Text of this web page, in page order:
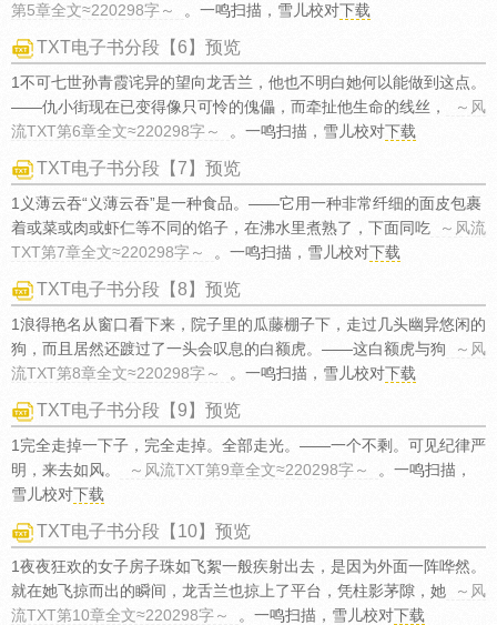
第5章全文≈220298字～
。一鸣扫描，雪儿校对下载
TXT电子书分段【6】预览
1不可七世孙青霞诧异的望向龙舌兰，他也不明白她何以能做到这点。
——仇小街现在已变得像只可怜的傀儡，而牵扯他生命的线丝，
～风
流TXT第6章全文≈220298字～
。一鸣扫描，雪儿校对下载
TXT电子书分段【7】预览
1义薄云吞“义薄云吞”是一种食品。——它用一种非常纤细的面皮包裹
着或菜或肉或虾仁等不同的馅子，在沸水里煮熟了，下面同吃
～风流
TXT第7章全文≈220298字～
。一鸣扫描，雪儿校对下载
TXT电子书分段【8】预览
1浪得艳名从窗口看下来，院子里的瓜藤棚子下，走过几头幽异悠闲的
狗，而且居然还踱过了一头会叹息的白额虎。——这白额虎与狗
～风
流TXT第8章全文≈220298字～
。一鸣扫描，雪儿校对下载
TXT电子书分段【9】预览
1完全走掉一下子，完全走掉。全部走光。——一个不剩。可见纪律严
明，来去如风。
～风流TXT第9章全文≈220298字～
。一鸣扫描，
雪儿校对下载
TXT电子书分段【10】预览
1夜夜狂欢的女子房子珠如飞絮一般疾射出去，是因为外面一阵哗然。
就在她飞掠而出的瞬间，龙舌兰也掠上了平台，凭柱影茅隙，她
～风
流TXT第10章全文≈220298字～
。一鸣扫描，雪儿校对下载